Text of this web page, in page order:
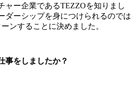
ャー企業であるTEZZOを知りまし
ダーシップを身につけられるのでは
ンすることに決めました。
事をしましたか？